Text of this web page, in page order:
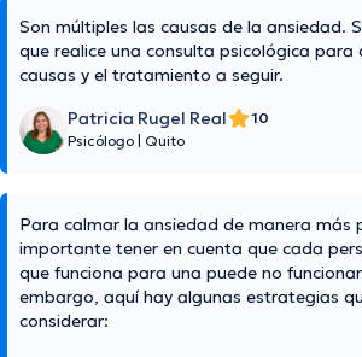
Son múltiples las causas de la ansiedad.
que realice una consulta psicológica para
causas y el tratamiento a seguir.
Patricia Rugel Real
10
Psicólogo Quito
Para calmar la ansiedad de manera más
importante tener en cuenta que cada
que funciona para una puede no
embargo, aquí hay algunas estrategias
considerar: